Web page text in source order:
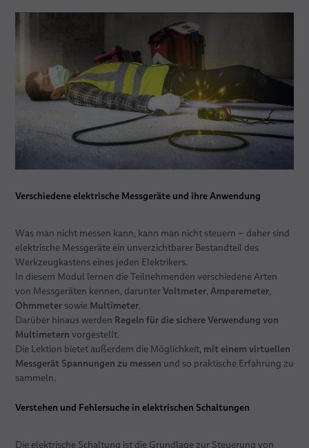
Verschiedene elektrische Messgeräte und ihre Anwendung
Was man nicht messen kann, kann man nicht steuern – daher sind
elektrische Messgeräte ein unverzichtbarer Bestandteil des
Werkzeugkastens eines jeden Elektrikers.
In diesem Modul lernen die Teilnehmenden verschiedene Arten
von Messgeräten kennen, darunterVoltmeter,Amperemeter,
Ohmmetersowie Multimeter.
Darüber hinaus werden Regeln für die sichere Verwendung von
Multimetern vorgestellt.
Die Lektion bietet außerdem die Möglichkeit, mit einem virtuellen
Messgerät Spannungen zu messen und so praktische Erfahrung zu
sammeln.
Verstehen und Fehlersuche in elektrischen Schaltungen
Die elektrische Schaltung ist die Grundlage zur Steuerung von